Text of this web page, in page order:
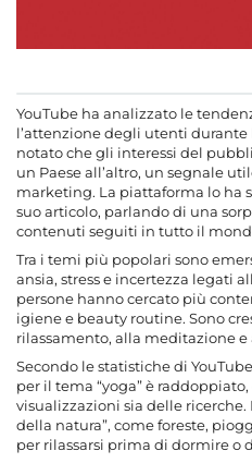
YouTube ha analizzato le
l’attenzione degli utenti durante
notato che gli interessi del
un Paese all’altro, un segnale
marketing. La piattaforma lo ha
suo articolo, parlando di una
contenuti seguiti in tutto il
Tra i temi più popolari sono
ansia, stress e incertezza legati
persone hanno cercato più
igiene e beauty routine. Sono
rilassamento, alla meditazione e
Secondo le statistiche di
per il tema “yoga” è
visualizzazioni sia delle
della natura”, come foreste,
per rilassarsi prima di dormire o